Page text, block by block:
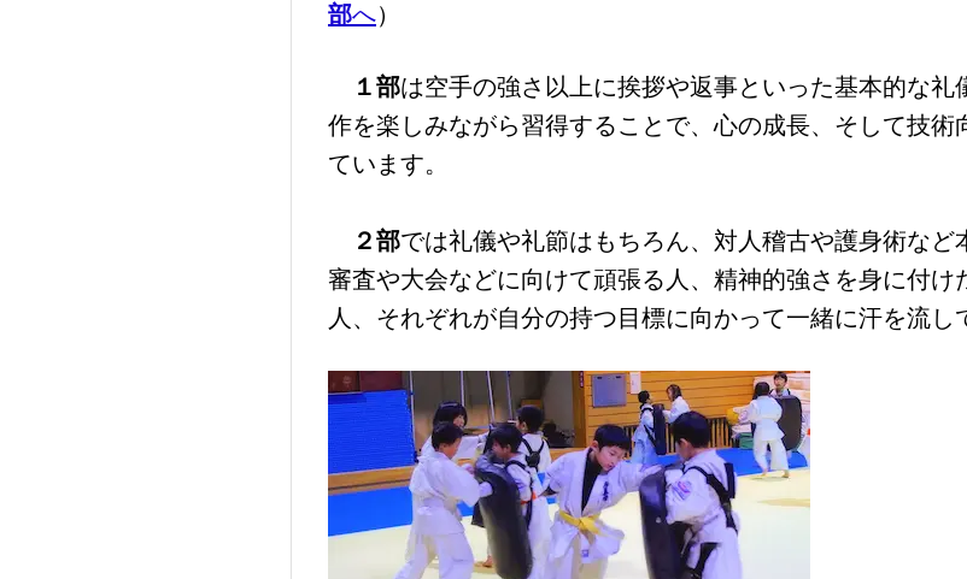
部へ）
１部は空手の強さ以上に挨拶や返事といった基本的な
作を楽しみながら習得することで、心の成長、そして技術
ています。
２部では礼儀や礼節はもちろん、対人稽古や護身術など
審査や大会などに向けて頑張る人、精神的強さを身に付け
人、それぞれが自分の持つ目標に向かって一緒に汗を流し